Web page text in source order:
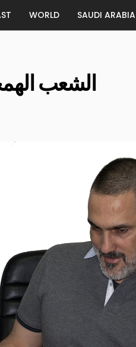
WORLD SAUDI ARABIA
الشعب